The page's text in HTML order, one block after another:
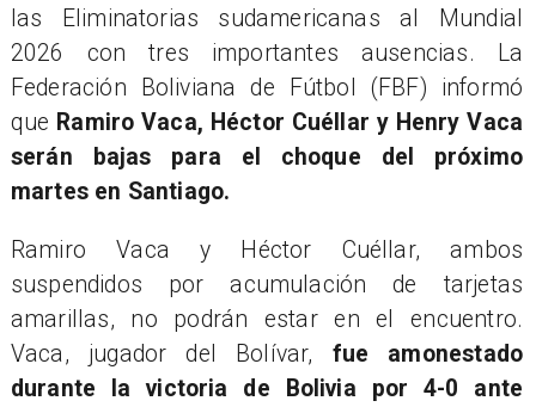
las Eliminatorias sudamericanas al Mundial
2026 con tres importantes ausencias. La
Federación Boliviana de Fútbol (FBF) informó
que Ramiro Vaca, Héctor Cuéllar y Henry Vaca
serán bajas para el choque del próximo
martes en Santiago.
Ramiro Vaca y Héctor Cuéllar, ambos
suspendidos por acumulación de tarjetas
amarillas, no podrán estar en el encuentro.
Vaca, jugador del Bolívar, fue amonestado
durante la victoria de Bolivia por 4-0 ante